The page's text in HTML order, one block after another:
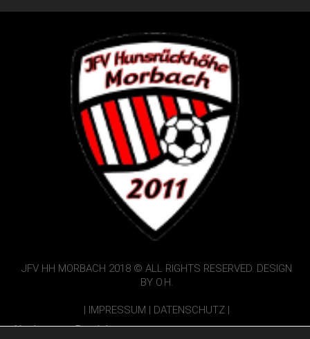
JFV HH MORBACH 2018 © ALL RIGHTS RESERVED. DESIGN
BY O.H.
| IMPRESSUM | DATENSCHUTZ |
Nur Interner Bereich: